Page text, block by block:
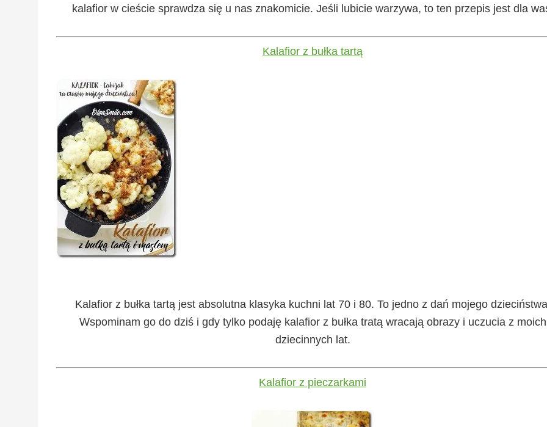
kalafior w cieście sprawdza się u nas znakomicie. Jeśli lubicie warzywa, to ten przepis jest dla
Kalafior z bułka tartą
Kalafior z bułka tartą jest absolutna klasyka kuchni lat 70 i 80. To jedno z dań mojego
Wspominam go do dziś i gdy tylko podaję kalafior z bułka tratą wracają obrazy i uczucia z moich
dziecinnych lat.
Kalafior z pieczarkami